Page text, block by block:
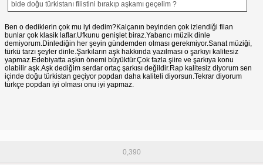
bide doğu türkistanı filistini bırakıp aşkamı geçelim ?
Ben o dediklerin çok mu iyi dedim?Kalçanın beyinden çok izlendiği filan
bunlar çok klasik laflar.Ufkunu genişlet biraz.Yabancı müzik dinle
demiyorum.Dinlediğin her şeyin gündemden olması gerekmiyor.Sanat müziği,
türkü tarzı şeyler dinle.Şarkıların aşk hakkında yazılması o şarkıyı kalitesiz
yapmaz.Edebiyatta aşkın önemi büyüktür.Çok fazla şiire ve şarkıya konu
olabilir aşk.Aşk dediğim serdar ortaç şarkısı değildir.Rap kalitesiz diyorum sen
içinde doğu türkistan geçiyor popdan daha kaliteli diyorsun.Tekrar diyorum
türkçe popdan iyi olması onu iyi yapmaz.
0,390